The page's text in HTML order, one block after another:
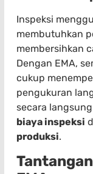
Inspeksi
membutuhkan
membersihkan
Dengan EMA,
cukup
pengukuran
secara
biaya inspeksi
produksi.